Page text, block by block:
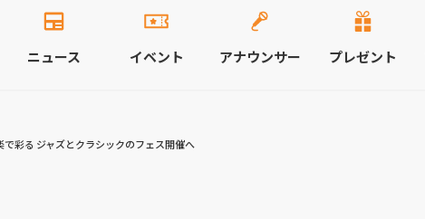
ニュース イベント アナウンサー プレゼント
彩る ジャズとクラシックのフェス開催へ